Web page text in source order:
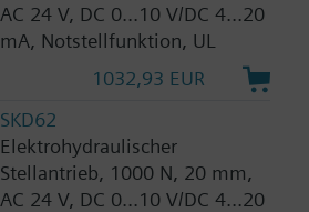
AC 24 V, DC 0...10 V/DC 4...20
mA, Notstellfunktion, UL
1032,93 EUR
SKD62
Elektrohydraulischer
Stellantrieb, 1000 N, 20 mm,
AC 24 V, DC 0...10 V/DC 4...20